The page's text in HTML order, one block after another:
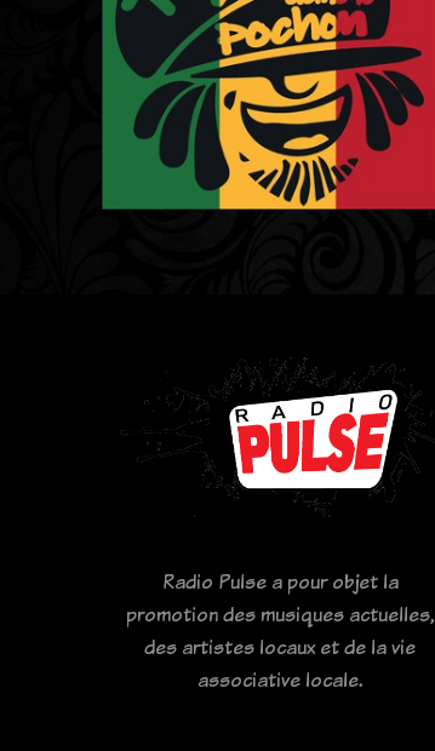
Radio Pulse a pour objet la
promotion des musiques actuelles,
des artistes locaux et de la vie
associative locale.